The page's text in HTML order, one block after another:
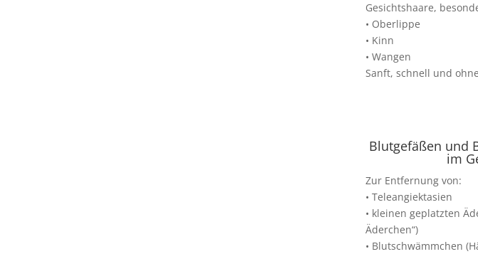
Gesichtshaare,
• Oberlippe
• Kinn
• Wangen
Sanft, schnell und
Blutgefäßen und
im
Zur Entfernung von:
• Teleangiektasien
• kleinen geplatzten
Äderchen“)
• Blutschwämmchen